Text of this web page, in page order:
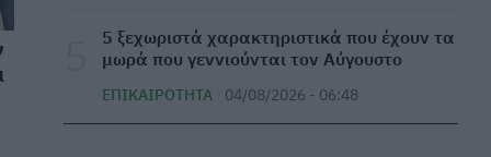
ΕΠΙΚΑΙΡΌΤΗΤΑ 05/08/2026 - 15:21
Ανακαλούνται ζελεδάκια με κάνναβη – Η
ανακοίνωση του ΕΦΕΤ
5 ξεχωριστά χαρακτηριστικά που έχουν τα
μωρά που γεννιούνται τον Αύγουστο
ΕΠΙΚΑΙΡΌΤΗΤΑ 04/08/2026 - 06:48